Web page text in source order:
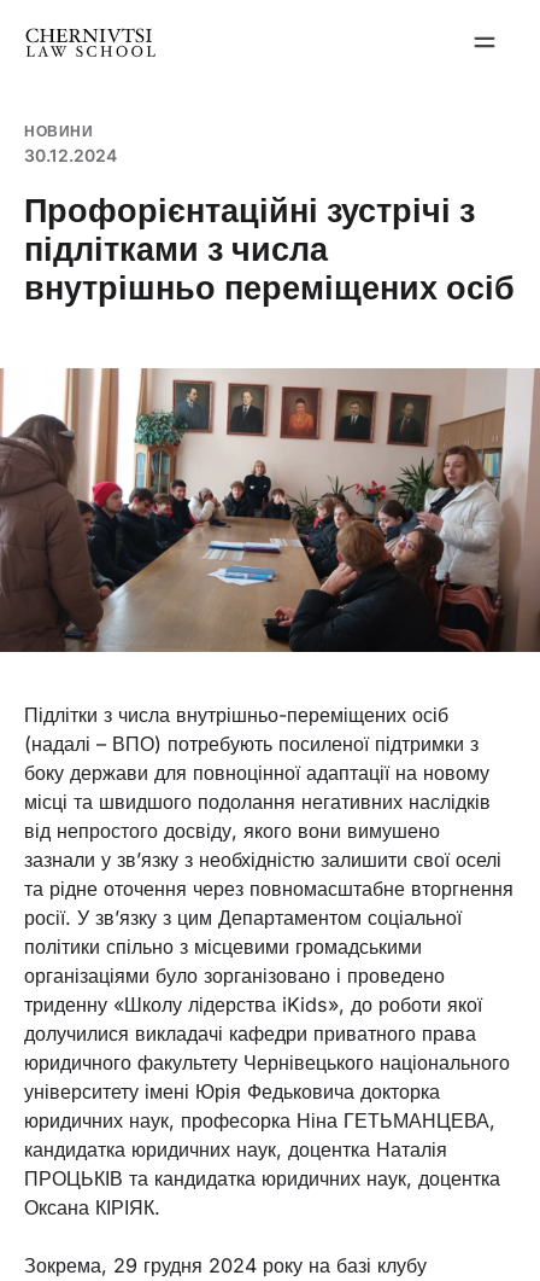
НОВИНИ
30.12.2024
Профорієнтаційні зустрічі з
підлітками з числа
внутрішньо переміщених осіб
Підлітки з числа внутрішньо-переміщених осіб
(надалі – ВПО) потребують посиленої підтримки з
боку держави для повноцінної адаптації на новому
місці та швидшого подолання негативних наслідків
від непростого досвіду, якого вони вимушено
зазнали у зв’язку з необхідністю залишити свої оселі
та рідне оточення через повномасштабне вторгнення
росії. У зв’язку з цим Департаментом соціальної
політики спільно з місцевими громадськими
організаціями було зорганізовано і проведено
триденну «Школу лідерства iKids», до роботи якої
долучилися викладачі кафедри приватного права
юридичного факультету Чернівецького національного
університету імені Юрія Федьковича докторка
юридичних наук, професорка Ніна ГЕТЬМАНЦЕВА,
кандидатка юридичних наук, доцентка Наталія
ПРОЦЬКІВ та кандидатка юридичних наук, доцентка
Оксана КІРІЯК.
Зокрема, 29 грудня 2024 року на базі клубу